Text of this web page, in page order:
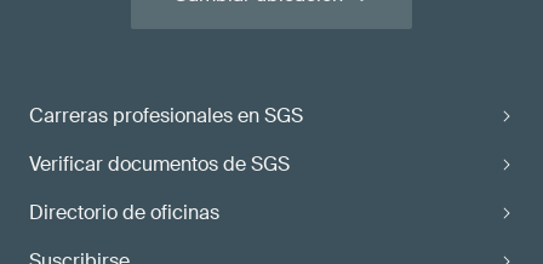
Carreras profesionales en SGS
Verificar documentos de SGS
Directorio de oficinas